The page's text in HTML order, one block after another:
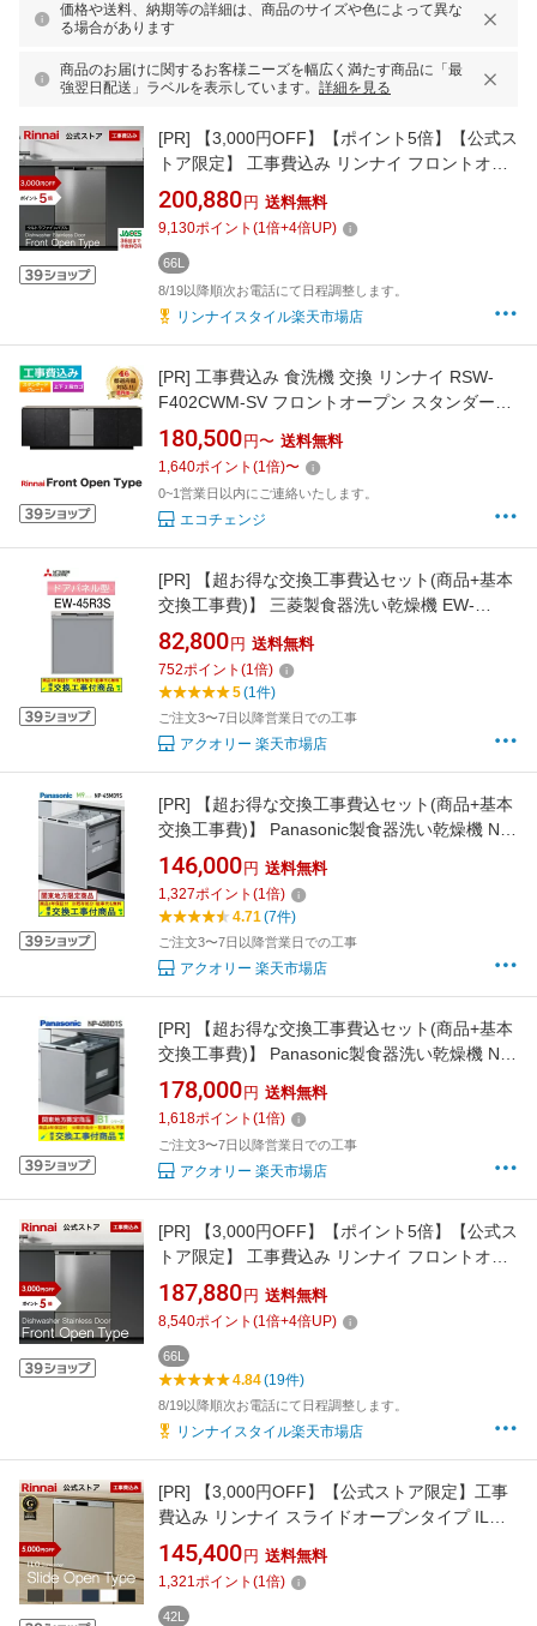
価格や送料、納期等の詳細は、商品のサイズや色によって異な
る場合があります
商品のお届けに関するお客様ニーズを幅広く満たす商品に「最
強翌日配送」ラベルを表示しています。 詳細を見る
[PR]
【3,000円OFF】【ポイント5倍】【公式ス
トア限定】 工事費込み リンナイ フロントオー
プンタイプ 食洗機 ウルトラファインバブルモ
デル ビルトイン 食器洗い乾燥機 ステンレスド
ア 幅45cm
200,880 円 送料無料
9,130ポイント (1倍+4倍UP)
66L
8/19以降順次お電話にて日程調整します。
リンナイスタイル楽天市場店
[PR] 工事費込み 食洗機 交換 リンナイ RSW-
F402CWM-SV フロントオープン スタンダード
グレード シルバー 上下2段カゴ ビルトイン 食
洗器 Rinnai 食器洗浄機 食器乾燥機 メーカー認
定施工
180,500 円〜 送料無料
1,640ポイント (1倍)〜
0~1営業日以内にご連絡いたします。
エコチェンジ
[PR]
【超お得な交換工事費込セット(商品+基本
交換工事費)】 三菱製食器洗い乾燥機 EW-
45R3S ※関東地方限定(別途出張費が必要な地
域もございます)
82,800 円 送料無料
752ポイント (1倍)
5(1件)
ご注文3〜7日以降営業日での工事
アクオリー 楽天市場店
[PR]
【超お得な交換工事費込セット(商品+基本
交換工事費)】 Panasonic製食器洗い乾燥機 NP-
45MD9S ディープタイプ 関東地方限定(別途出
張費が必要な地域もございます)
146,000 円 送料無料
1,327ポイント (1倍)
4.71(7件)
ご注文3〜7日以降営業日での工事
アクオリー 楽天市場店
[PR]
【超お得な交換工事費込セット(商品+基本
交換工事費)】 Panasonic製食器洗い乾燥機 NP-
45BD1S 関東地方限定(別途出張費が必要な地域
もございます)
178,000 円 送料無料
1,618ポイント (1倍)
ご注文3〜7日以降営業日での工事
アクオリー 楽天市場店
[PR]
【3,000円OFF】【ポイント5倍】【公式ス
トア限定】 工事費込み リンナイ フロントオー
プンタイプ 食洗機 ビルトイン 食器洗い乾燥機
ステンレスドア 通常モデル 幅45cm 食器洗浄機
187,880 円 送料無料
8,540ポイント (1倍+4倍UP)
66L
4.84(19件)
8/19以降順次お電話にて日程調整します。
リンナイスタイル楽天市場店
[PR]
【3,000円OFF】【公式ストア限定】工事
費込み リンナイ スライドオープンタイプ ILO
食器洗い乾燥機 通常モデル イーロ ビルトイン
食洗機 5年保証付 幅45cm 食器洗浄機 送料無料
145,400 円 送料無料
1,321ポイント (1倍)
42L